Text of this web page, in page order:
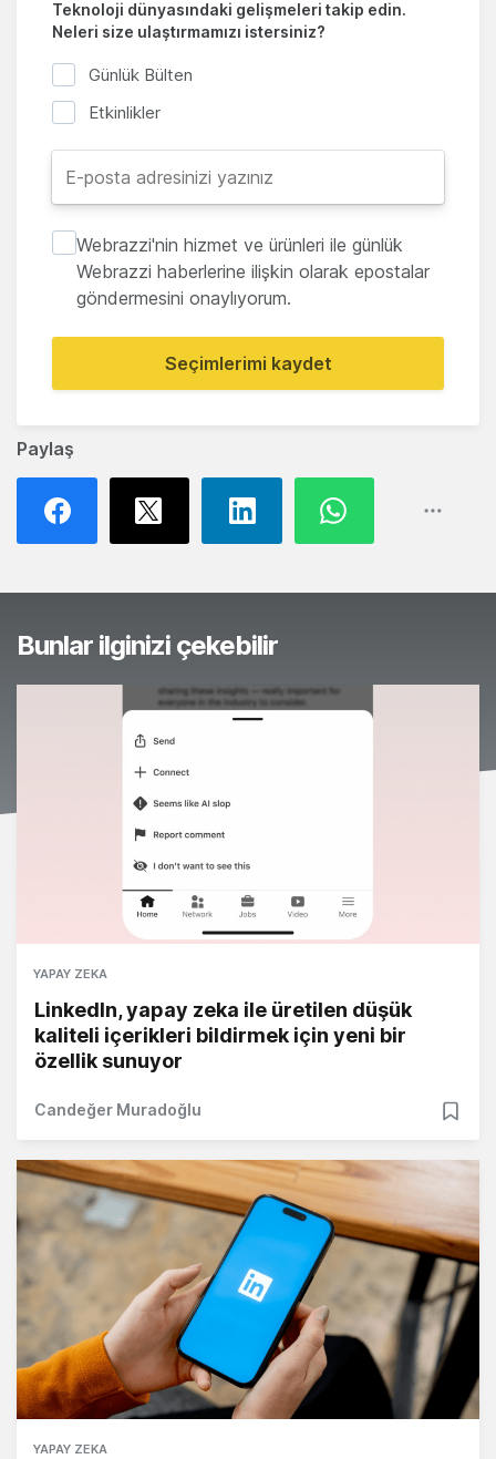
Paylaş
Teknoloji dünyasındaki gelişmeleri takip edin.
Neleri size ulaştırmamızı istersiniz?
Günlük Bülten
Etkinlikler
Webrazzi'nin hizmet ve ürünleri ile günlük
Webrazzi haberlerine ilişkin olarak epostalar
göndermesini onaylıyorum.
Seçimlerimi kaydet
Bunlar ilginizi çekebilir
YAPAY ZEKA
LinkedIn, yapay zeka ile üretilen düşük
kaliteli içerikleri bildirmek için yeni bir
özellik sunuyor
Candeğer Muradoğlu
YAPAY ZEKA